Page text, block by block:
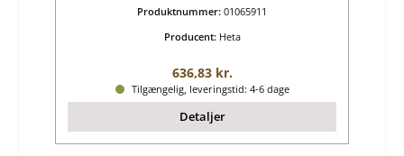
Produktnummer: 01065911
Producent: Heta
Almindelig pris:
636,83 kr.
Tilgængelig, leveringstid: 4-6 dage
Detaljer